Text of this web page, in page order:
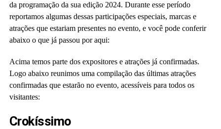
da programação da sua edição 2024. Durante esse período
reportamos algumas dessas participações especiais, marcas e
atrações que estariam presentes no evento, e você pode conferir
abaixo o que já passou por aqui:
Acima temos parte dos expositores e atrações já confirmadas.
Logo abaixo reunimos uma compilação das últimas atrações
confirmadas que estarão no evento, acessíveis para todos os
visitantes:
Crokíssimo